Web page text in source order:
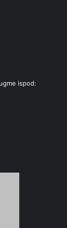
ispod: